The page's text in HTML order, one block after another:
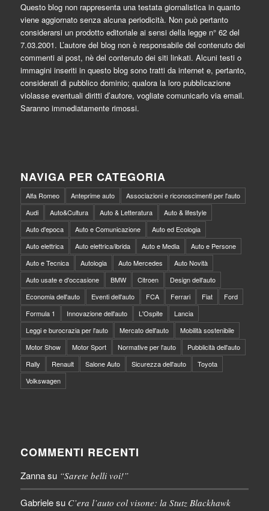
Questo blog non rappresenta una testata giornalistica in quanto
viene aggiornato senza alcuna periodicità. Non può pertanto
considerarsi un prodotto editoriale ai sensi della legge n° 62 del
7.03.2001. L’autore del blog non è responsabile del contenuto dei
commenti ai post, nè del contenuto dei siti linkati. Alcuni testi o
immagini inseriti in questo blog sono tratti da internet e, pertanto,
considerati di pubblico dominio; qualora la loro pubblicazione
violasse eventuali diritti d’autore, vogliate comunicarlo via email.
Saranno immediatamente rimossi.
NAVIGA PER CATEGORIA
Alfa Romeo Anteprime auto
Associazioni e riconoscimenti per l'auto
Audi
Auto&Cultura Auto & Letteratura
Auto & lifestyle
Auto d'epoca
Auto e Comunicazione
Auto ed Ecologia
Auto elettrica
Auto elettrica/ibrida Auto e Media
Auto e Persone
Auto e Tecnica
Autologia Auto Mercedes
Auto Novità
Auto usate e d'occasione
BMW Citroen
Design dell'auto
Economia dell'auto
Eventi dell'auto FCA Ferrari Fiat
Ford
Formula 1
Innovazione dell'auto L'Ospite
Lancia
Leggi e burocrazia per l'auto
Mercato dell'auto
Mobilità sostenibile
Motor Show
Motor Sport Normative per l'auto
Pubblicità dell'auto
Rally
Renault Salone Auto Sicurezza dell'auto
Toyota
Volkswagen
COMMENTI RECENTI
Zannasu “Sarete belli voi!”
Gabrielesu C’era l’auto col visone: la Stutz Blackhawk